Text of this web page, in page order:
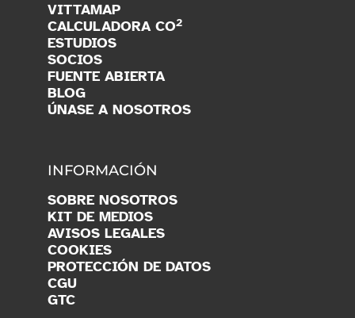
VITTAMAP
CALCULADORA CO2
ESTUDIOS
SOCIOS
FUENTE ABIERTA
BLOG
ÚNASE A NOSOTROS
INFORMACIÓN
SOBRE NOSOTROS
KIT DE MEDIOS
AVISOS LEGALES
COOKIES
PROTECCIÓN DE DATOS
CGU
GTC